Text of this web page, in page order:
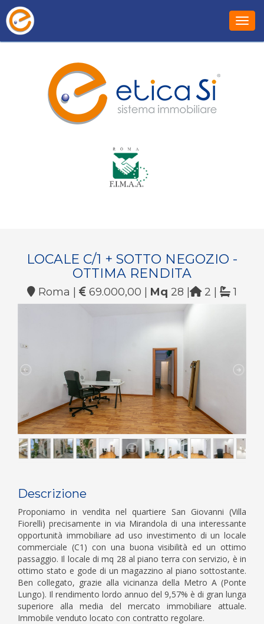
LOCALE C/1 + SOTTO NEGOZIO -
OTTIMA RENDITA
Roma | 69.000,00 | Mq 28 | 2 | 1
Descrizione
Proponiamo in vendita nel quartiere San Giovanni (Villa
Fiorelli) precisamente in via Mirandola di una interessante
opportunità immobiliare ad uso investimento di un locale
commerciale (C1) con una buona visibilità ed un ottimo
passaggio. Il locale di mq 28 al piano terra con servizio, è in
ottimo stato e gode di un magazzino al piano sottostante.
Ben collegato, grazie alla vicinanza della Metro A (Ponte
Lungo). Il rendimento lordo annuo del 9,57% è di gran lunga
superiore alla media del mercato immobiliare attuale.
Immobile venduto locato con contratto regolare.